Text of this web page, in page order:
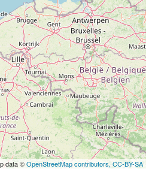
data ©OpenStreetMap contributors, CC-BY-SA